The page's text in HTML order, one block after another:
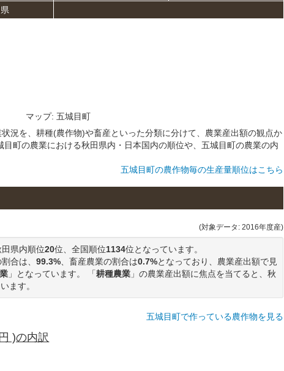
マップ: 五城目町
況を、耕種(農作物)や畜産といった分類に分けて、農業産出額の観点か
町の農業における秋田県内・日本国内の順位や、五城目町の農業の内
五城目町の農作物毎の生産量順位はこちら
(対象データ: 2016年度産)
県内順位20位、全国順位1134位となっています。
合は、 99.3% 、畜産農業の割合は0.7%となっており、農業産出額で見
」となっています。 「耕種農業 」の農業産出額に焦点を当てると、秋
ます。
五城目町で作っている農作物を見る
)の内訳